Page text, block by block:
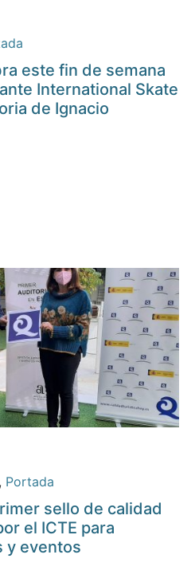
este fin de semana
International Skate
de Ignacio
, Portada
sello de calidad
el ICTE para
y eventos